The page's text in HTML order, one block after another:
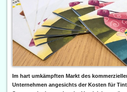
Im hart umkämpften Markt des
Unternehmen angesichts der Kosten für